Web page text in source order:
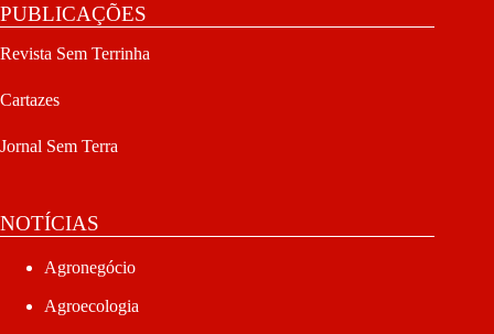
PUBLICAÇÕES
Revista Sem Terrinha
Cartazes
Jornal Sem Terra
NOTÍCIAS
Agronegócio
Agroecologia